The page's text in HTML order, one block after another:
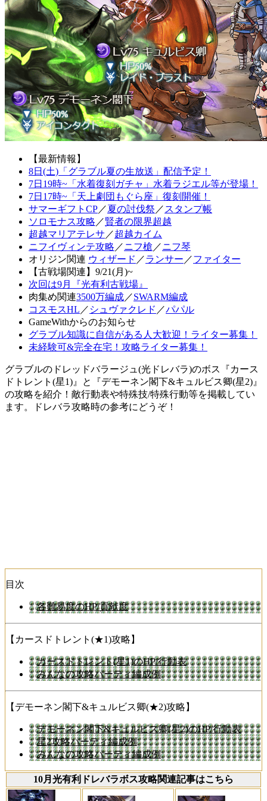
【最新情報】
8日(土)「グラブル夏の生放送」配信予定！
7日19時~「水着復刻ガチャ」水着ラジエル等が登場！
7日17時~「天上劇団もぐら座」復刻開催！
サマーギフトCP／夏の討伐祭 ／ スタンプ帳
ソロモナス攻略 ／賢者の限界超越
超越マリアテレサ ／超越カイム
ニフイヴィンテ攻略 ／ニフ槍 ／ニフ琴
オリジン関連 ウィザード ／ランサー ／ファイター
【古戦場関連】9/21(月)~
次回は9月『光有利古戦場』
肉集め関連3500万編成／SWARM編成
コスモスHL ／ シュヴァクレド ／パパル
GameWithからのお知らせ
グラブル知識に自信がある人大歓迎！ライター募集！
未経験可&完全在宅！攻略ライター募集！
グラブルのドレッドバラージュ(光ドレバラ)のボス『カース
ドトレント(星1)』と『デモーネン閣下&キュルビス卿(星2)』
の攻略を紹介！敵行動表や特殊技/特殊行動等を掲載してい
ます。ドレバラ攻略時の参考にどうぞ！
目次
各難易度のHP/貢献度
【カースドトレント(★1)攻略】
カースドトレント(星1)のHP/行動表
みんなの攻略パーティ編成例
【デモーネン閣下&キュルビス卿(★2)攻略】
デモーネン閣下&キュルビス卿(星2)のHP/行動表
星2攻略パーティ編成例
みんなの攻略パーティ編成例
10月光有利ドレバラボス攻略関連記事はこちら